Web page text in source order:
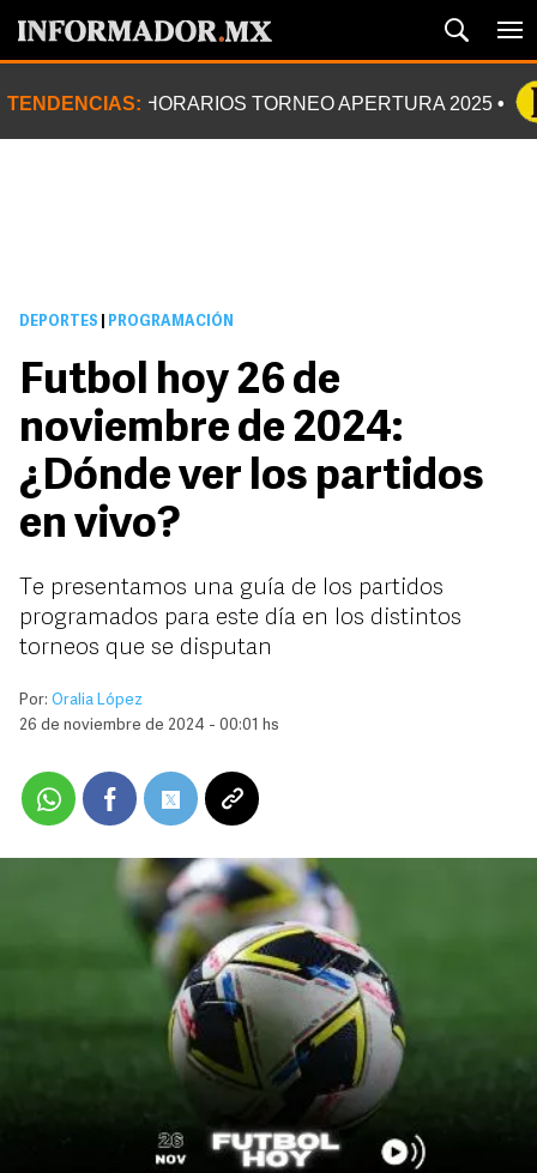
TENDENCIAS: HORARIOS TORNEO APERTURA 2025
DEPORTES PROGRAMACIÓN
Futbol hoy 26 de
noviembre de 2024:
¿Dónde ver los partidos
en vivo?
Te presentamos una guía de los partidos
programados para este día en los distintos
torneos que se disputan
Por: Oralia López
26 de noviembre de 2024 - 00:01 hs